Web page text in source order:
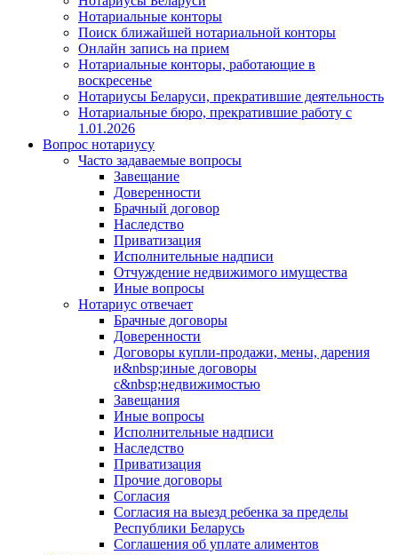
Нотариальные конторы
Поиск ближайшей нотариальной конторы
Онлайн запись на прием
Нотариальные конторы, работающие в
воскресенье
Нотариусы Беларуси, прекратившие деятельность
Нотариальные бюро, прекратившие работу с
1.01.2026
Вопрос нотариусу
Часто задаваемые вопросы
Завещание
Доверенности
Брачный договор
Наследство
Приватизация
Исполнительные надписи
Отчуждение недвижимого имущества
Иные вопросы
Нотариус отвечает
Брачные договоры
Доверенности
Договоры купли-продажи, мены, дарения
и&nbsp;иные договоры
с&nbsp;недвижимостью
Завещания
Иные вопросы
Исполнительные надписи
Наследство
Приватизация
Прочие договоры
Согласия
Согласия на выезд ребенка за пределы
Республики Беларусь
Соглашения об уплате алиментов